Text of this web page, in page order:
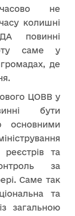
не
колишні
повинні
саме у
де
ЦОВВ у
бути
основними
реєстрів та
за
Саме так
та
загальною